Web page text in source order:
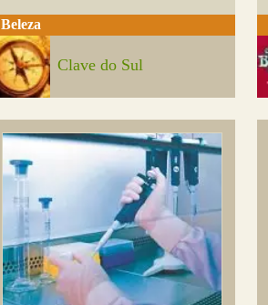
Beleza
Clave do Sul